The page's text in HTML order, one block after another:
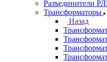
Разъединители
Трансформаторы
Назад